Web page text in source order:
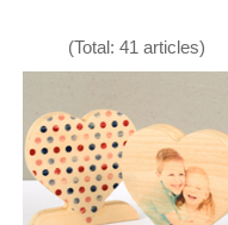
(Total: 41 articles)